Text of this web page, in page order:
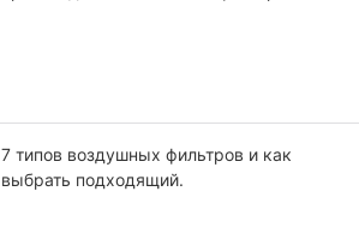
7 типов воздушных фильтров и как
выбрать подходящий.